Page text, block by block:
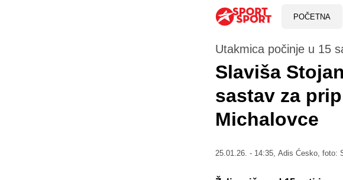
POČETNA
Utakmica počinje u 15
Slaviša
sastav za
Michalovce
25.01.26. - 14:35, Adis Ćesko , foto: